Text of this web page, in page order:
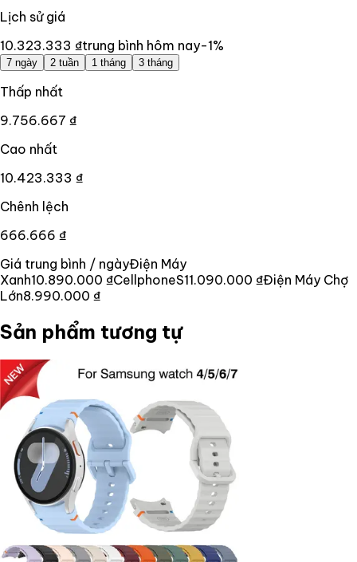
Lịch sử giá
10.323.333 ₫trung bình hôm nay-1%
7 ngày 2 tuần 1 tháng 3 tháng
Thấp nhất
9.756.667 ₫
Cao nhất
10.423.333 ₫
Chênh lệch
666.666 ₫
Giá trung bình / ngàyĐiện Máy
Xanh10.890.000 ₫CellphoneS11.090.000 ₫Điện Máy Chợ
Lớn8.990.000 ₫
Sản phẩm tương tự